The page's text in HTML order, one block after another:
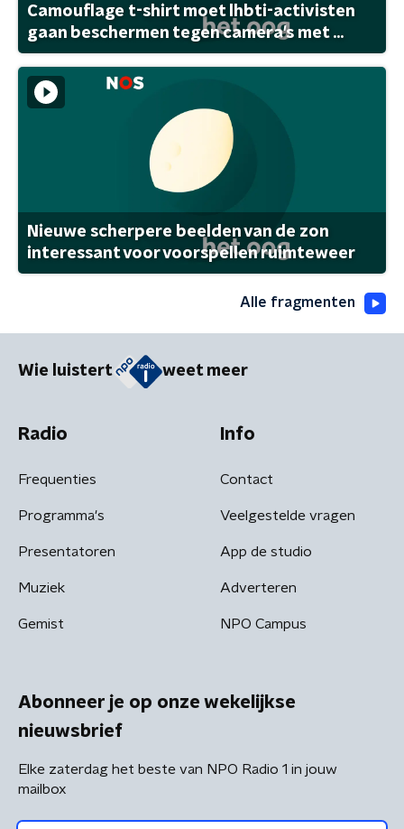
Camouflage t-shirt moet lhbti-activisten
gaan beschermen tegen camera's met ...
Nieuwe scherpere beelden van de zon
interessant voor voorspellen ruimteweer
Alle fragmenten
Wie luistert weet meer
Radio
Frequenties
Programma's
Presentatoren
Muziek
Gemist
Info
Contact
Veelgestelde vragen
App de studio
Adverteren
NPO Campus
Abonneer je op onze wekelijkse
nieuwsbrief
Elke zaterdag het beste van NPO Radio 1 in jouw
mailbox